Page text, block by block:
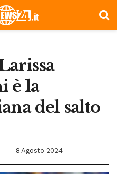
è la
del salto
8 Agosto 2024